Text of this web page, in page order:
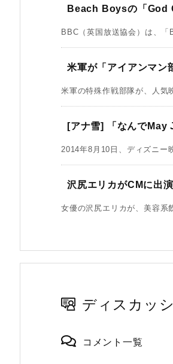
Beach Boysの「God
BBC（英国放送協会）は、
米軍が「アイアンマン
米軍の特殊作戦部隊が、人気
[アナ雪] 「なんでMay
2014年8月10日、ディズニー
沢尻エリカがCMに出
女優の沢尻エリカが、美容系
ディスカッ
コメント一覧